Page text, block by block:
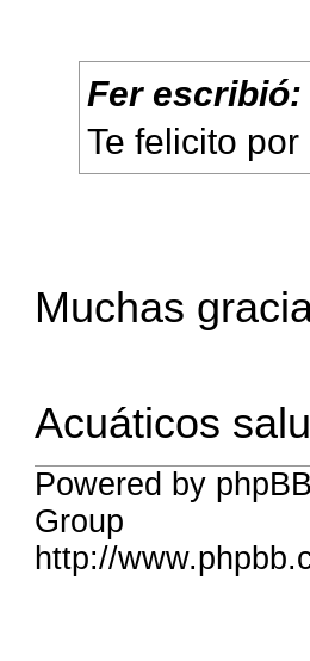
Fer escribió:
Te felicito
Muchas
Acuáticos
Powered by
Group
http://